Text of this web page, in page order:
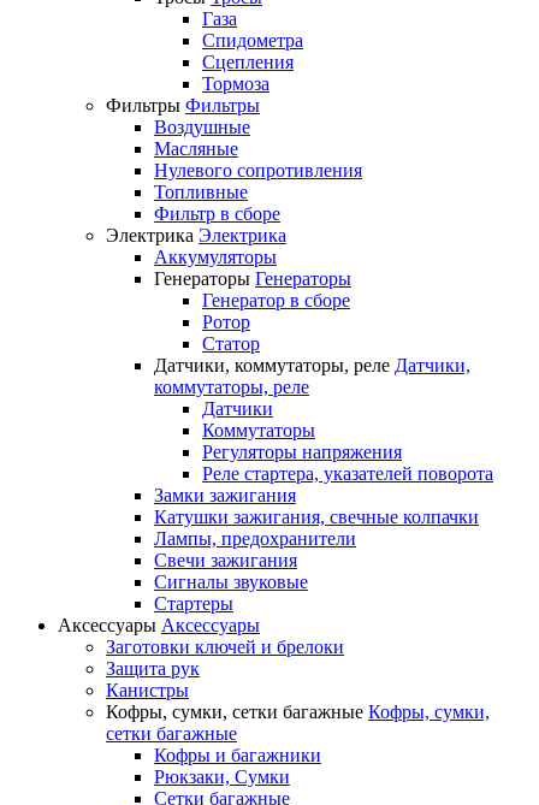
Газа
Спидометра
Сцепления
Тормоза
Фильтры Фильтры
Воздушные
Масляные
Нулевого сопротивления
Топливные
Фильтр в сборе
Электрика Электрика
Аккумуляторы
Генераторы Генераторы
Генератор в сборе
Ротор
Статор
Датчики, коммутаторы, реле Датчики,
коммутаторы, реле
Датчики
Коммутаторы
Регуляторы напряжения
Реле стартера, указателей поворота
Замки зажигания
Катушки зажигания, свечные колпачки
Лампы, предохранители
Свечи зажигания
Сигналы звуковые
Стартеры
Аксессуары Аксессуары
Заготовки ключей и брелоки
Защита рук
Канистры
Кофры, сумки, сетки багажные Кофры, сумки,
сетки багажные
Кофры и багажники
Рюкзаки, Сумки
Сетки багажные